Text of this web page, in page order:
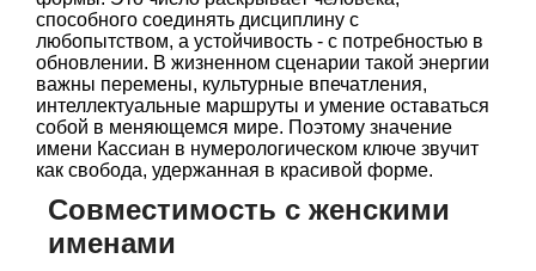
способного соединять дисциплину с
любопытством, а устойчивость - с потребностью в
обновлении. В жизненном сценарии такой энергии
важны перемены, культурные впечатления,
интеллектуальные маршруты и умение оставаться
собой в меняющемся мире. Поэтому значение
имени Кассиан в нумерологическом ключе звучит
как свобода, удержанная в красивой форме.
Совместимость с женскими
именами